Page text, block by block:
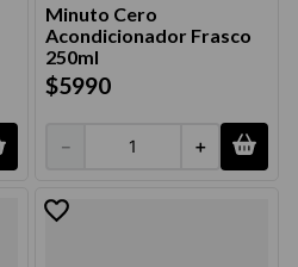
Minuto Cero
Acondicionador Frasco
250ml
$5990
＋
－